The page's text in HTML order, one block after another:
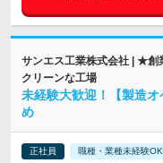
サンエス工業株式会社 | ★
クリーンな工場
未経験大歓迎！【製造
め
正社員 職種・業種未経験OK